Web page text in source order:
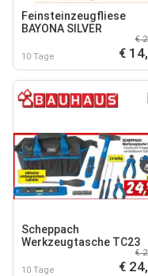
Feinsteinzeugfliese
BAYONA SILVER
10 Tage
€
€
Scheppach
Werkzeugtasche TC23
10 Tage
€
€